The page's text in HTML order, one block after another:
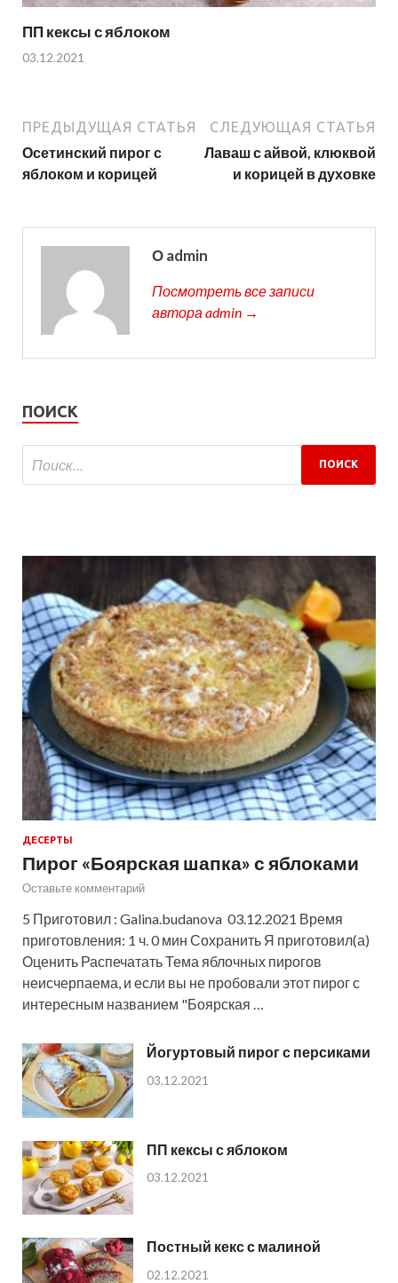
ПП кексы с яблоком
03.12.2021
ПРЕДЫДУЩАЯ СТАТЬЯ
Осетинский пирог с
яблоком и корицей
СЛЕДУЮЩАЯ СТАТЬЯ
Лаваш с айвой, клюквой
и корицей в духовке
О admin
Посмотреть все записи
автора admin →
ПОИСК
ДЕСЕРТЫ
Пирог «Боярская шапка» с яблоками
Оставьте комментарий
5 Приготовил : Galina.budanova 03.12.2021 Время
приготовления: 1 ч. 0 мин Сохранить Я приготовил(а)
Оценить Распечатать Тема яблочных пирогов
неисчерпаема, и если вы не пробовали этот пирог с
интересным названием "Боярская …
Йогуртовый пирог с персиками
03.12.2021
ПП кексы с яблоком
03.12.2021
Постный кекс с малиной
02.12.2021